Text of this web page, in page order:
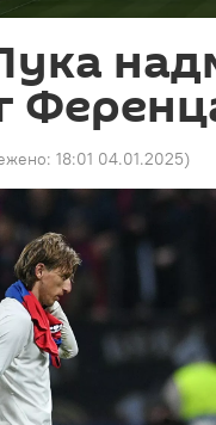
18:01 04.01.2025)